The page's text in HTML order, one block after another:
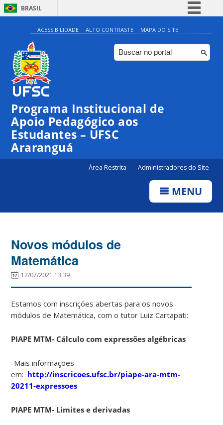
BRASIL
Simplifique!
Comunica BR
Participe
Canais
ACESSIBILIDADE ALTO CONTRASTE MAPA DO SITE
Programa Institucional de
Apoio Pedagógico aos
Estudantes – UFSC
Araranguá
Área Restrita Administradores do Site
MENU
Novos módulos de
Matemática
12/07/2021 13:39
Estamos com inscrições abertas para os novos
módulos de Matemática, com o tutor Luiz Cartapati:
PIAPE MTM- Cálculo com expressões algébricas
-Mais informações
em: http://inscricoes.ufsc.br/piape-ara-mtm-
20211-expressoes
PIAPE MTM- Limites e derivadas